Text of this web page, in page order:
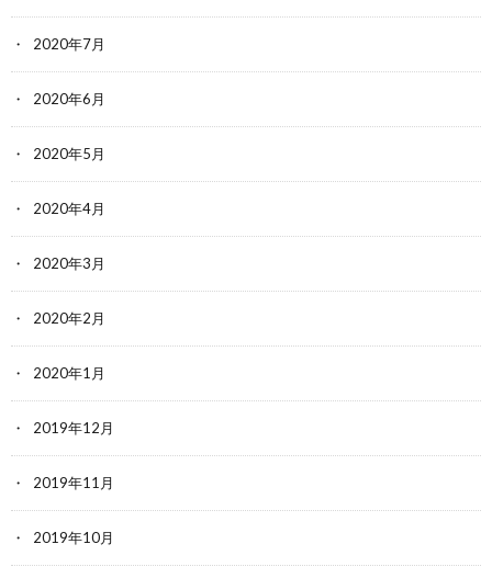
2020年7月
2020年6月
2020年5月
2020年4月
2020年3月
2020年2月
2020年1月
2019年12月
2019年11月
2019年10月